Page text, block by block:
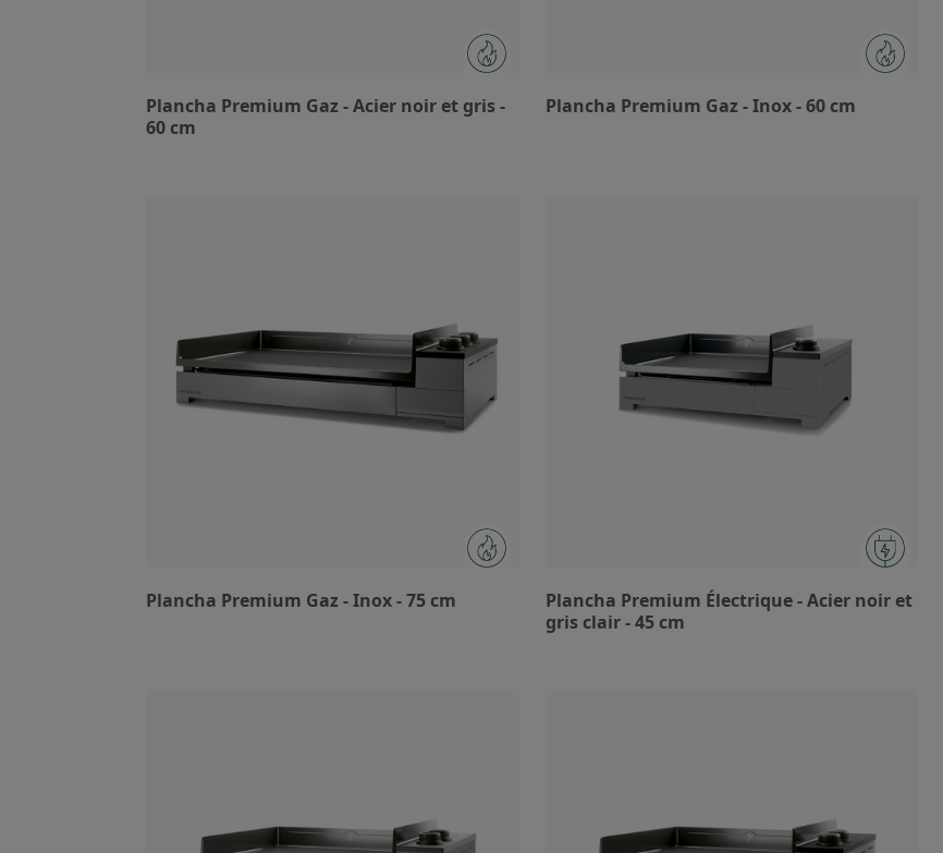
Plancha Premium Gaz - Acier noir et gris -
60 cm
Plancha Premium Gaz - Inox - 60 cm
Plancha Premium Gaz - Inox - 75 cm
Plancha Premium Électrique - Acier noir et
gris clair - 45 cm